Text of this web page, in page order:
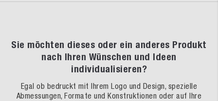
Sie möchten dieses oder ein anderes Produkt
nach Ihren Wünschen und Ideen
individualisieren?
Egal ob bedruckt mit Ihrem Logo und Design, spezielle
Abmessungen, Formate und Konstruktionen oder auf Ihre